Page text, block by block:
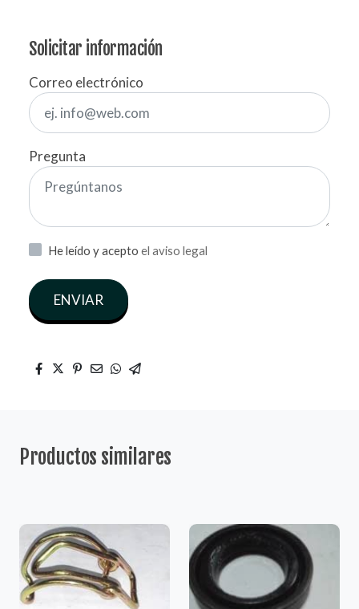
Solicitar información
Correo electrónico
Pregunta
He leído y acepto el aviso legal
ENVIAR
Productos similares